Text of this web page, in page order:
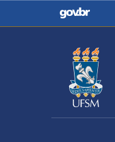
Casa Civil
Ministério da
Pecuária e